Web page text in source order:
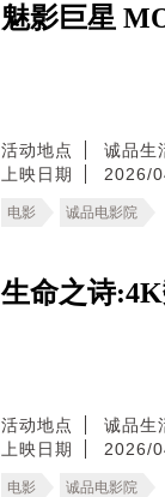
魅影巨星
活动地点
诚品生
上映日期
2026/
电影 诚品电影院
生命之诗
活动地点
诚品生
上映日期
2026/
电影 诚品电影院